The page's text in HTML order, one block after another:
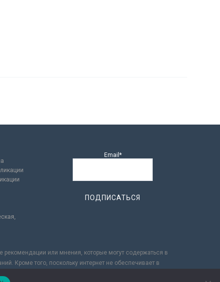
Email*
рекомендации или мнения, которые могут содержаться в
Кроме того, поскольку интернет не обеспечивает в